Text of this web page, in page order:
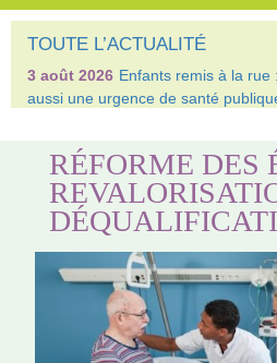
TOUTE L’ACTUALITÉ
3 août 2026 Enfants remis à la
aussi une urgence de santé
RÉFORME DES